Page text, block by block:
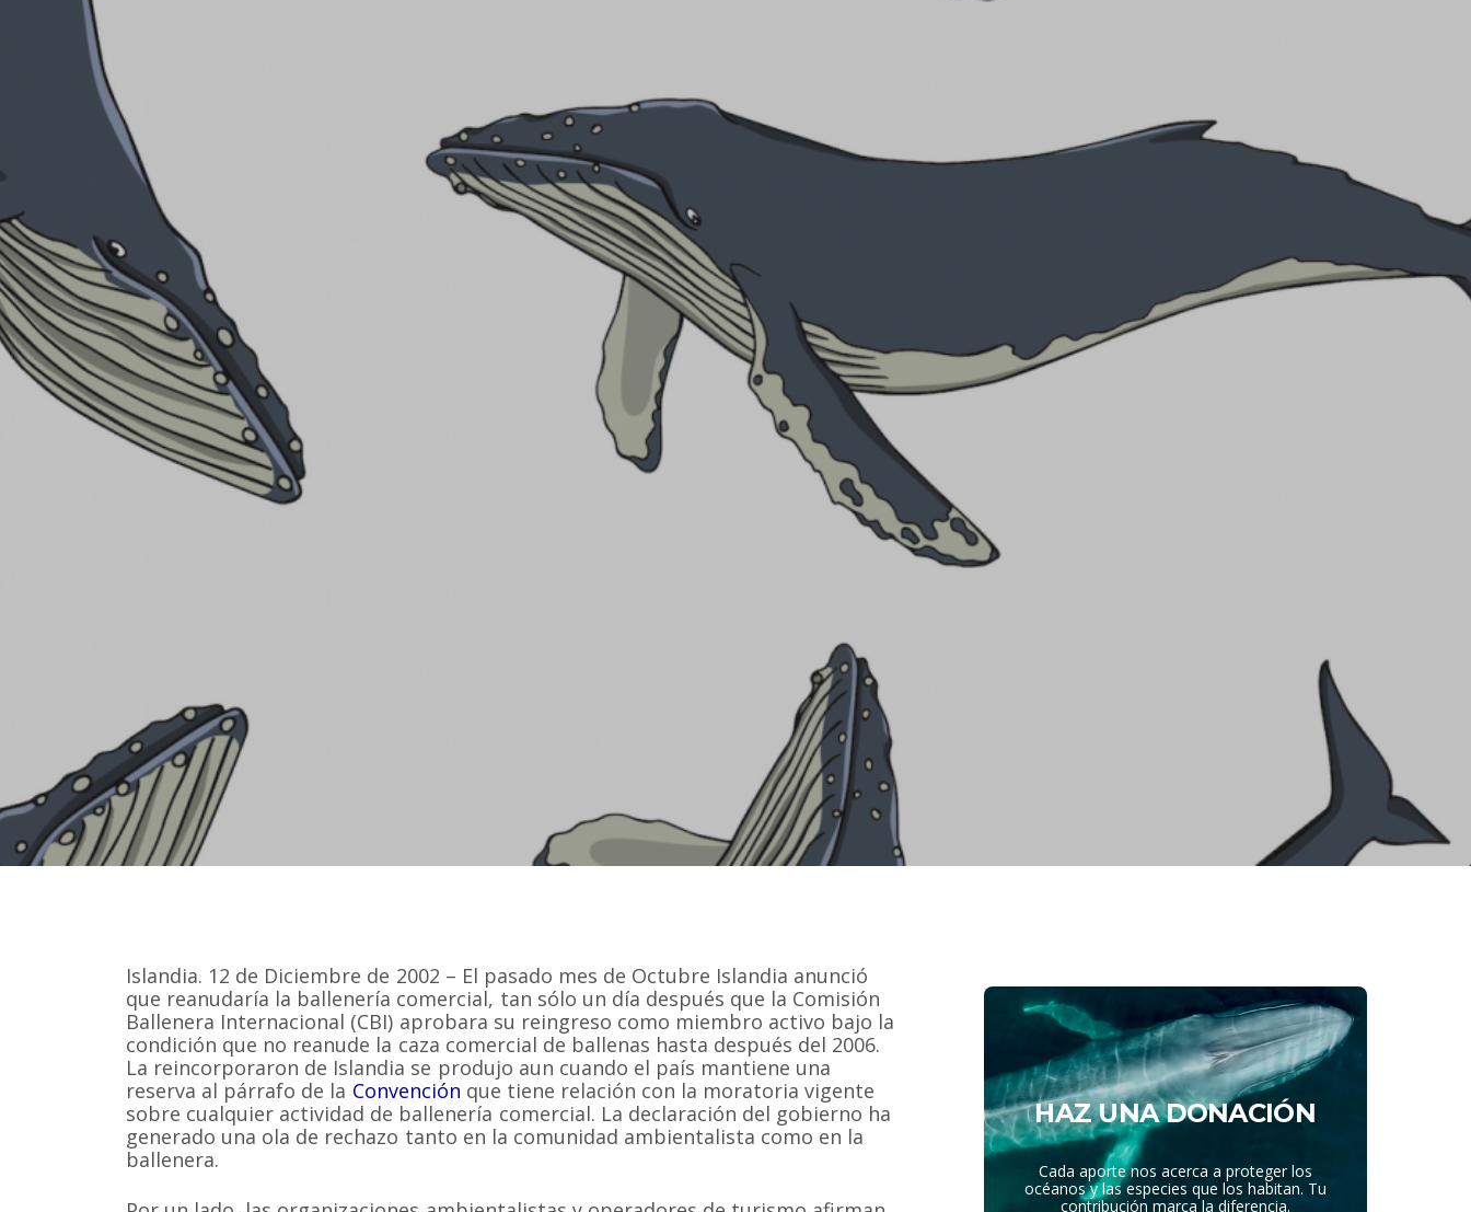
Islandia. 12 de Diciembre de 2002 – El pasado mes de Octubre Islandia anunció
que reanudaría la ballenería comercial, tan sólo un día después que la Comisión
Ballenera Internacional (CBI) aprobara su reingreso como miembro activo bajo la
condición que no reanude la caza comercial de ballenas hasta después del 2006.
La reincorporaron de Islandia se produjo aun cuando el país mantiene una
reserva al párrafo de la Convención que tiene relación con la moratoria vigente
sobre cualquier actividad de ballenería comercial. La declaración del gobierno ha
generado una ola de rechazo tanto en la comunidad ambientalista como en la
ballenera.
HAZ UNA DONACIÓN
Cada aporte nos acerca a proteger los
océanos y las especies que los habitan. Tu
contribución marca la diferencia.